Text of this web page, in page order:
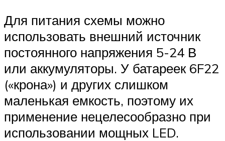
Для питания схемы можно
использовать внешний источник
постоянного напряжения 5-24 В
или аккумуляторы. У батареек 6F22
(«крона») и других слишком
маленькая емкость, поэтому их
применение нецелесообразно при
использовании мощных LED.